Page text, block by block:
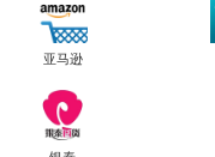
亚马逊